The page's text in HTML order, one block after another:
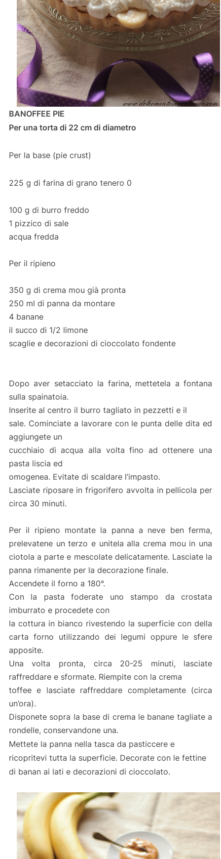
BANOFFEE PIE
Per una torta di 22 cm di diametro
Per la base (pie crust)
225 g di farina di grano tenero 0
100 g di burro freddo
1 pizzico di sale
acqua fredda
Per il ripieno
350 g di crema mou già pronta
250 ml di panna da montare
4 banane
il succo di 1/2 limone
scaglie e decorazioni di cioccolato fondente
Dopo aver setacciato la farina, mettetela a fontana
sulla spainatoia.
Inserite al centro il burro tagliato in pezzetti e il
sale. Cominciate a lavorare con le punta delle dita ed
aggiungete un
cucchiaio di acqua alla volta fino ad ottenere una
pasta liscia ed
omogenea. Evitate di scaldare l’impasto.
Lasciate riposare in frigorifero avvolta in pellicola per
circa 30 minuti.
Per il ripieno montate la panna a neve ben ferma,
prelevatene un terzo e unitela alla crema mou in una
ciotola a parte e mescolate delicatamente. Lasciate la
panna rimanente per la decorazione finale.
Accendete il forno a 180°.
Con la pasta foderate uno stampo da crostata
imburrato e procedete con
la cottura in bianco rivestendo la superficie con della
carta forno utilizzando dei legumi oppure le sfere
apposite.
Una volta pronta, circa 20-25 minuti, lasciate
raffreddare e sformate. Riempite con la crema
toffee e lasciate raffreddare completamente (circa
un’ora).
Disponete sopra la base di crema le banane tagliate a
rondelle, conservandone una.
Mettete la panna nella tasca da pasticcere e
ricopritevi tutta la superficie. Decorate con le fettine
di banan ai lati e decorazioni di cioccolato.